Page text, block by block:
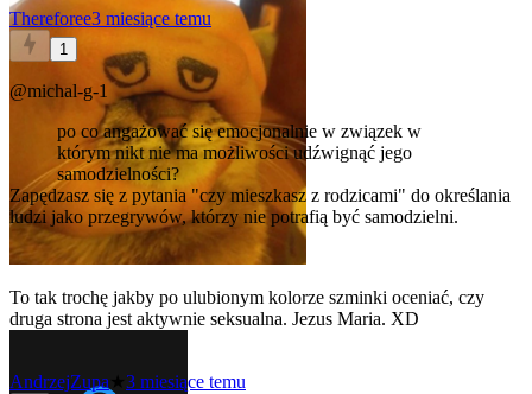
Thereforee3 miesiące temu
1
@michal-g-1
po co angażować się emocjonalnie w związek w
którym nikt nie ma możliwości udźwignąć jego
samodzielności?
Zapędzasz się z pytania "czy mieszkasz z rodzicami" do określania
ludzi jako przegrywów, którzy nie potrafią być samodzielni.
To tak trochę jakby po ulubionym kolorze szminki oceniać, czy
druga strona jest aktywnie seksualna. Jezus Maria. XD
AndrzejZupa 3 miesiące temu